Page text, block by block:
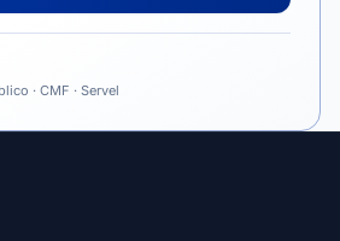
· CMF · Servel